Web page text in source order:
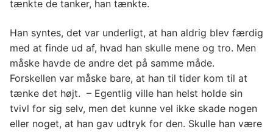
tænkte de tanker, han tænkte.
Han syntes, det var underligt, at han aldrig blev færdig
med at finde ud af, hvad han skulle mene og tro. Men
måske havde de andre det på samme måde.
Forskellen var måske bare, at han til tider kom til at
tænke det højt. – Egentlig ville han helst holde sin
tvivl for sig selv, men det kunne vel ikke skade nogen
eller noget, at han gav udtryk for den. Skulle han være